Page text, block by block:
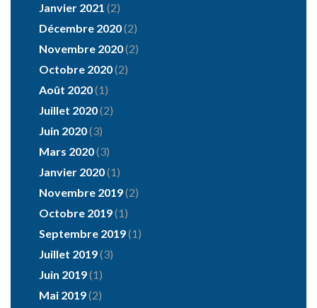
Janvier 2021 (2)
Décembre 2020(2)
Novembre 2020(2)
Octobre 2020(2)
Août 2020(1)
Juillet 2020(2)
Juin 2020(3)
Mars 2020(3)
Janvier 2020(1)
Novembre 2019(2)
Octobre 2019(1)
Septembre 2019(1)
Juillet 2019(3)
Juin 2019(1)
Mai 2019(2)